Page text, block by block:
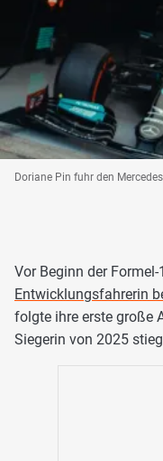
Doriane Pin fuhr den
Vor Beginn der Formel-
Entwicklungsfahrerin
folgte ihre erste große
Siegerin von 2025